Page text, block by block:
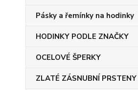
Pásky a řemínky na hodinky
HODINKY PODLE ZNAČKY
OCELOVÉ ŠPERKY
ZLATÉ ZÁSNUBNÍ PRSTENY